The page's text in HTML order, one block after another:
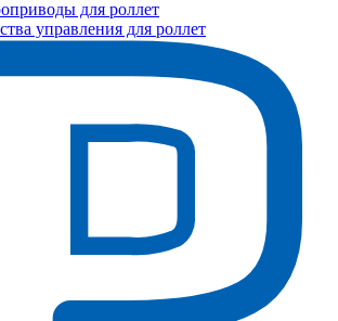
для роллет
управления для роллет